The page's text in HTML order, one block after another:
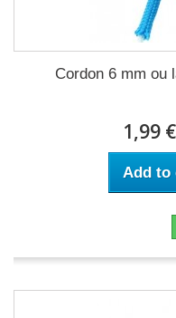
Cordon 6 mm ou
1,99 €
Add to